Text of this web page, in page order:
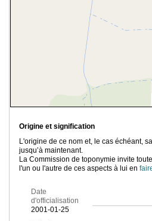
Origine et signification
L'origine de ce nom et, le cas échéant,
jusqu’à maintenant.
La Commission de toponymie invite
l'un ou l'autre de ces aspects à lui en
Date
d'officialisation
2001-01-25